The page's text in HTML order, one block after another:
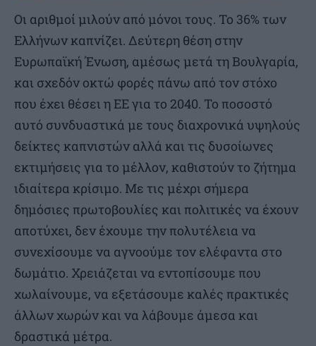
Οι αριθμοί μιλούν από μόνοι τους. Το 36% των
Ελλήνων καπνίζει. Δεύτερη θέση στην
Ευρωπαϊκή Ένωση, αμέσως μετά τη Βουλγαρία,
και σχεδόν οκτώ φορές πάνω από τον στόχο
που έχει θέσει η ΕΕ για το 2040. Το ποσοστό
αυτό συνδυαστικά με τους διαχρονικά υψηλούς
δείκτες καπνιστών αλλά και τις δυσοίωνες
εκτιμήσεις για το μέλλον, καθιστούν το ζήτημα
ιδιαίτερα κρίσιμο. Με τις μέχρι σήμερα
δημόσιες πρωτοβουλίες και πολιτικές να έχουν
αποτύχει, δεν έχουμε την πολυτέλεια να
συνεχίσουμε να αγνοούμε τον ελέφαντα στο
δωμάτιο. Χρειάζεται να εντοπίσουμε που
χωλαίνουμε, να εξετάσουμε καλές πρακτικές
άλλων χωρών και να λάβουμε άμεσα και
δραστικά μέτρα.